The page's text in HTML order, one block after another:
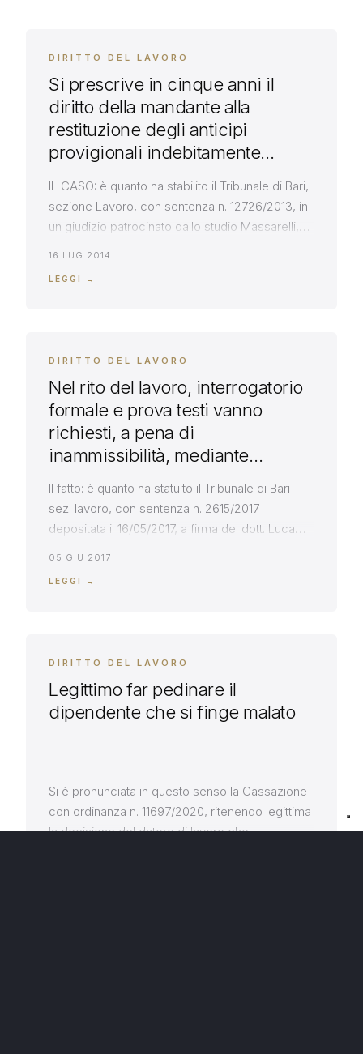
DIRITTO DEL LAVORO
Si prescrive in cinque anni il
diritto della mandante alla
restituzione degli anticipi
provigionali indebitamente
IL CASO: è quanto ha stabilito il Tribunale di Bari,
sezione Lavoro, con sentenza n. 12726/2013, in
un giudizio patrocinato dallo studio Massarelli,
condannare alla restituzione delle provvigioni
16 LUG 2014
LEGGI →
DIRITTO DEL LAVORO
Nel rito del lavoro, interrogatorio
formale e prova testi vanno
richiesti, a pena di
inammissibilità, mediante
specifici, che non devono
contenere, in unico capitolo,
Il fatto: è quanto ha statuito il Tribunale di Bari –
sez. lavoro, con sentenza n. 2615/2017
depositata il 16/05/2017, a firma del dott. Luca
05 GIU 2017
LEGGI →
DIRITTO DEL LAVORO
Legittimo far pedinare il
dipendente che si finge malato
Si è pronunciata in questo senso la Cassazione
con ordinanza n. 11697/2020, ritenendo legittima
la decisione del datore di lavoro che